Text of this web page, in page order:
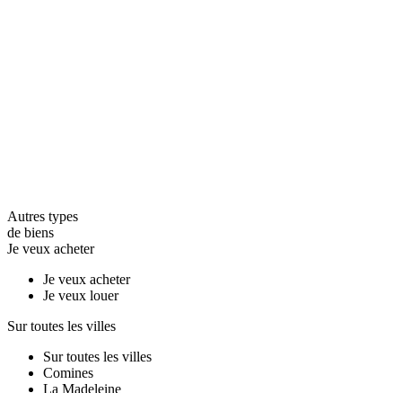
Autres types
de biens
Je veux acheter
Je veux acheter
Je veux louer
Sur toutes les villes
Sur toutes les villes
Comines
La Madeleine